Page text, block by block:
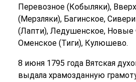
Перевозное (Кобыляки),
(Мерзляки), Багинское,
(Лапти), Ледушенское,
Оменское (Тиги), Кулюшево.
8 июня 1795 года Вятская
выдала храмозданную